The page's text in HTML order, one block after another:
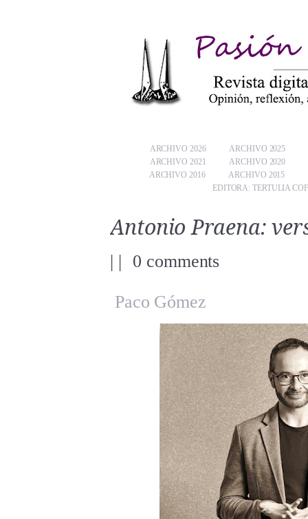
ARCHIVO 2026
ARCHIVO 2025
ARCHIVO 2021
ARCHIVO 2020
ARCHIVO 2016
ARCHIVO 2015
EDITORA: TERTULIA
Antonio Praena:
| | 0 comments
Paco Gómez